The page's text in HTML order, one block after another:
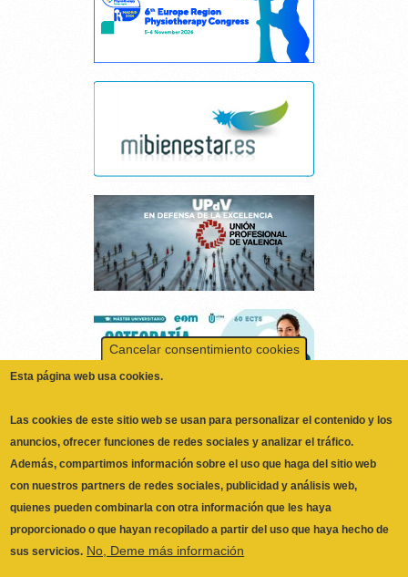
ILUSTRE COLEGIO OFICIAL DE
FISIOTERAPEUTAS DE LA COMUNIDAD
Esta página web usa cookies.
Las cookies de este sitio web se usan para personalizar el contenido y los
Además, compartimos información sobre el uso que haga del sitio web
con nuestros partners de redes sociales, publicidad y análisis web,
quienes pueden combinarla con otra información que les haya
proporcionado o que hayan recopilado a partir del uso que haya hecho de
sus servicios.
No, Deme más información
Necesarias
Las cookies necesarias ayudan a hacer una página web utilizable